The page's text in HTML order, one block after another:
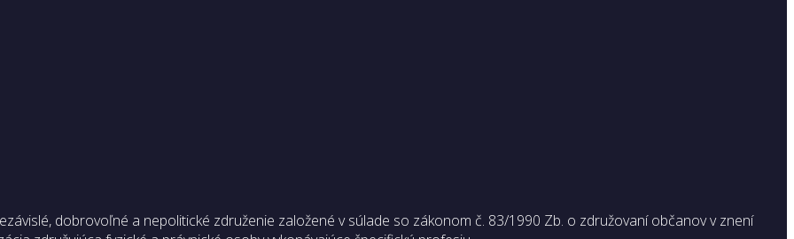
dobrovoľné a nepolitické združenie založené v súlade so zákonom č. 83/1990 Zb. o združovaní občanov v znení